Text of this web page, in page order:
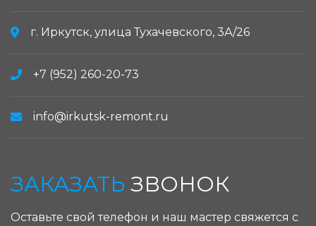
г. Иркутск, улица Тухачевского, 3А/26
+7 (952) 260-20-73
info@irkutsk-remont.ru
ЗАКАЗАТЬ ЗВОНОК
Оставьте свой телефон и наш мастер свяжется с